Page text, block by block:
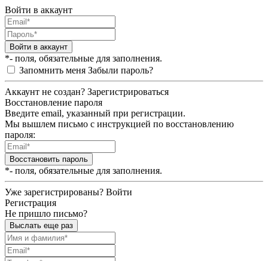
Войти в аккаунт
Войти в аккаунт
*- поля, обязательные для заполнения.
Запомнить меня Забыли пароль?
Аккаунт не создан? Зарегистрироваться
Восстановление пароля
Введите email, указанный при регистрации.
Мы вышлем письмо с инструкцией по восстановлению
пароля:
Восстановить пароль
*- поля, обязательные для заполнения.
Уже зарегистрированы? Войти
Регистрация
Не пришло письмо?
Выслать еще раз